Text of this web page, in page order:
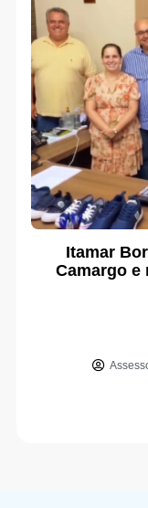
Itamar
Camargo e